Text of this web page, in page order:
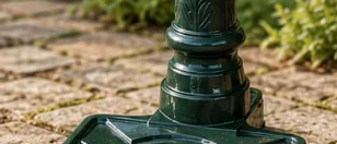
7 x 7 x 24,5 cm
100g
součástí balení)
roky